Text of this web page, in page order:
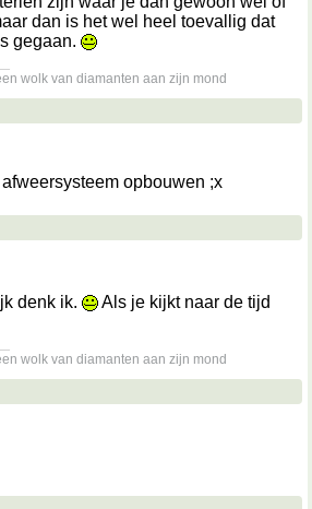
dan is het wel heel toevallig dat
gegaan.
wolk van diamanten aan zijn mond
opbouwen ;x
denk ik.
Als je kijkt naar de tijd
wolk van diamanten aan zijn mond